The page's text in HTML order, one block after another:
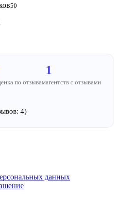
50
по отзывам
1
агентств с отзывами
4)
данных